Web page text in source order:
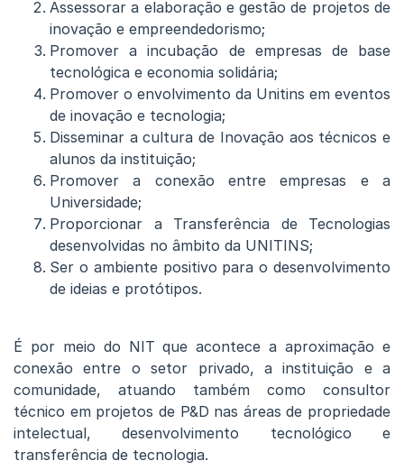
Assessorar a elaboração e gestão de projetos de
inovação e empreendedorismo;
Promover a incubação de empresas de base
tecnológica e economia solidária;
Promover o envolvimento da Unitins em eventos
de inovação e tecnologia;
Disseminar a cultura de Inovação aos técnicos e
alunos da instituição;
Promover a conexão entre empresas e a
Universidade;
Proporcionar a Transferência de Tecnologias
desenvolvidas no âmbito da UNITINS;
Ser o ambiente positivo para o desenvolvimento
de ideias e protótipos.
É por meio do NIT que acontece a aproximação e
conexão entre o setor privado, a instituição e a
comunidade, atuando também como consultor
técnico em projetos de P&D nas áreas de propriedade
intelectual, desenvolvimento tecnológico e
transferência de tecnologia.